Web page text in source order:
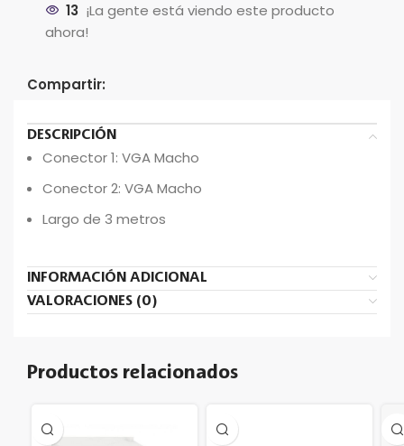
13 ¡La gente está viendo este producto
ahora!
Compartir:
DESCRIPCIÓN
Conector 1: VGA Macho
Conector 2: VGA Macho
Largo de 3 metros
INFORMACIÓN ADICIONAL
VALORACIONES (0)
Productos relacionados